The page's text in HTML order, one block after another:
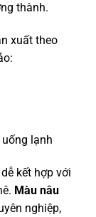
thành.
xuất theo
lạnh
dễ kết hợp với
Màu nâu
nghiệp,